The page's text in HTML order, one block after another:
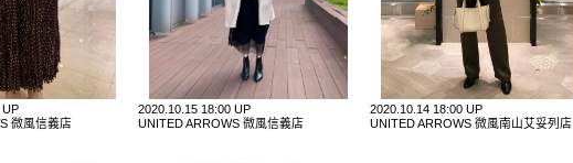
UP
微風信義店
2020.10.15 18:00 UP
UNITED ARROWS 微風信義店
2020.10.14 18:00 UP
UNITED ARROWS 微風南山艾妥列店